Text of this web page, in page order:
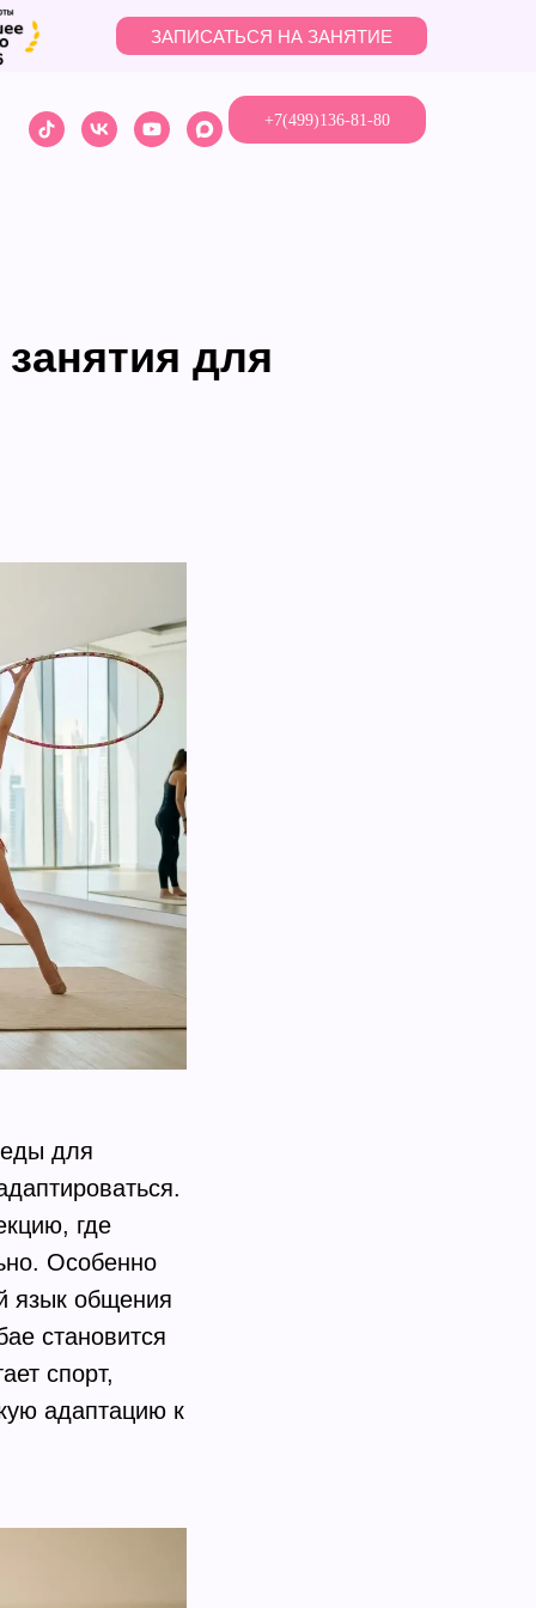
ЗАПИСАТЬСЯ НА ЗАНЯТИЕ
+7(499)136-81-80
для
для
где
Особенно
язык общения
становится
спорт,
адаптацию к